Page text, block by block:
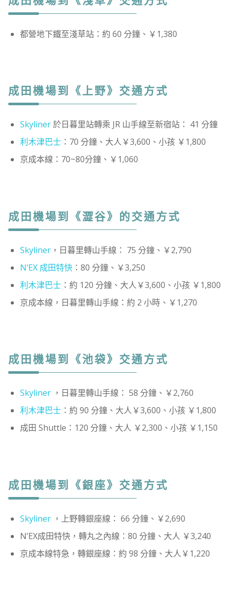
都營地下鐵至淺草站：約 60 分鐘、￥1,380
成田機場到《上野》交通方式
Skyliner於日暮里站轉乘 JR 山手線至新宿站： 41 分鐘
利木津巴士：70 分鐘、大人￥3,600、小孩 ￥1,800
京成本線：70~80分鐘、￥1,060
成田機場到《澀谷》的交通方式
Skyliner，日暮里轉山手線： 75 分鐘、￥2,790
N’EX 成田特快：80 分鐘、￥3,250
利木津巴士：約 120 分鐘、大人￥3,600、小孩 ￥1,800
京成本線，日暮里轉山手線：約 2 小時、￥1,270
成田機場到《池袋》交通方式
Skyliner，日暮里轉山手線： 58 分鐘、￥2,760
利木津巴士：約 90 分鐘、大人￥3,600、小孩 ￥1,800
成田 Shuttle：120 分鐘、大人 ￥2,300、小孩 ￥1,150
成田機場到《銀座》交通方式
Skyliner，上野轉銀座線： 66 分鐘、￥2,690
N’EX成田特快，轉丸之內線：80 分鐘、大人 ￥3,240
京成本線特急，轉銀座線：約 98 分鐘、大人￥1,220